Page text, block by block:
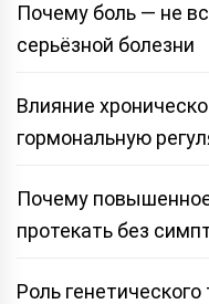
Почему боль — не
серьёзной болезни
Влияние
гормональную
Почему
протекать без
Роль